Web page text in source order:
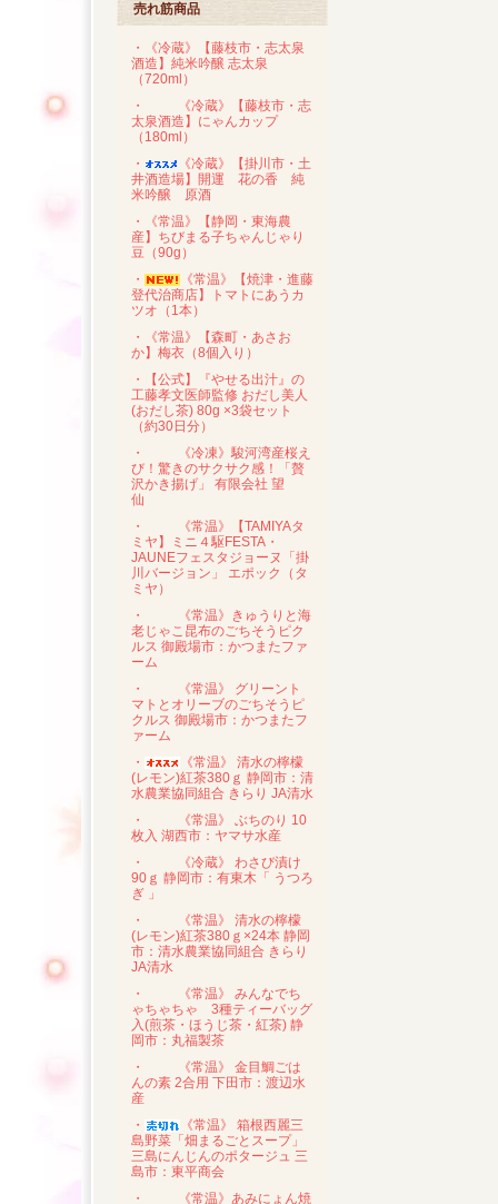
売れ筋商品
・《冷蔵》【藤枝市・志太泉
酒造】純米吟醸 志太泉
（720ml）
・
《冷蔵》【藤枝市・志
太泉酒造】にゃんカップ
（180ml）
・
《冷蔵》【掛川市・土
井酒造場】開運 花の香 純
米吟醸 原酒
・《常温》【静岡・東海農
産】ちびまる子ちゃんじゃり
豆（90g）
・
《常温》【焼津・進藤
登代治商店】トマトにあうカ
ツオ（1本）
・《常温》【森町・あさお
か】梅衣（8個入り）
・【公式】『やせる出汁』の
工藤孝文医師監修 おだし美人
(おだし茶) 80g ×3袋セット
（約30日分）
・
《冷凍》駿河湾産桜え
び！驚きのサクサク感！「贅
沢かき揚げ」 有限会社 望
仙
・
《常温》【TAMIYAタ
ミヤ】ミニ４駆FESTA・
JAUNEフェスタジョーヌ「掛
川バージョン」 エポック（タ
ミヤ）
・
《常温》きゅうりと海
老じゃこ昆布のごちそうピク
ルス 御殿場市：かつまたファ
ーム
・
《常温》 グリーント
マトとオリーブのごちそうピ
クルス 御殿場市：かつまたフ
ァーム
・
《常温》 清水の檸檬
(レモン)紅茶380ｇ 静岡市：清
水農業協同組合 きらり JA清水
・
《常温》 ぶちのり 10
枚入 湖西市：ヤマサ水産
・
《冷蔵》 わさび漬け
90ｇ 静岡市：有東木「 うつろ
ぎ 」
・
《常温》 清水の檸檬
(レモン)紅茶380ｇ×24本 静岡
市：清水農業協同組合 きらり
JA清水
・
《常温》 みんなでち
ゃちゃちゃ 3種ティーバッグ
入(煎茶・ほうじ茶・紅茶) 静
岡市：丸福製茶
・
《常温》 金目鯛ごは
んの素 2合用 下田市：渡辺水
産
・
《常温》 箱根西麗三
島野菜「畑まるごとスープ」
三島にんじんのポタージュ 三
島市：東平商会
・
《常温》あみにょん焼